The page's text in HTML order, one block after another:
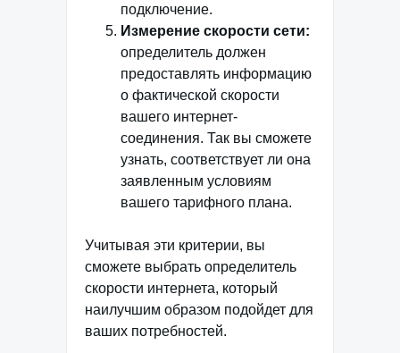
подключение.
Измерение скорости сети:
определитель должен
предоставлять информацию
о фактической скорости
вашего интернет-
соединения. Так вы сможете
узнать, соответствует ли она
заявленным условиям
вашего тарифного плана.
Учитывая эти критерии, вы
сможете выбрать определитель
скорости интернета, который
наилучшим образом подойдет для
ваших потребностей.